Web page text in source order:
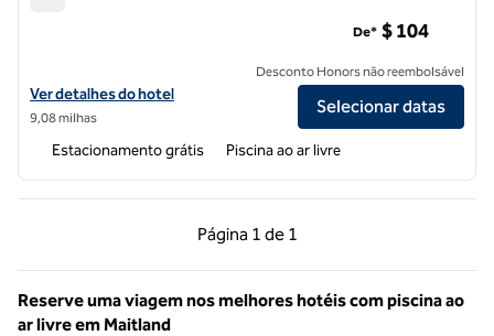
Exibir detalhes do hotel Hilton Garden Inn Apopka City Center
Ver detalhes do hotel
9,08 milhas
De* $ 104
Desconto Honors não reembolsável
Selecionar datas
Estacionamento grátis Piscina ao ar livre
Página 1 de 1
Página anterior, 1 de 1
Página 1 de 1
Reserve uma viagem nos melhores hotéis com piscina ao
ar livre em Maitland